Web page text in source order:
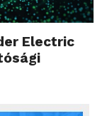
Electric